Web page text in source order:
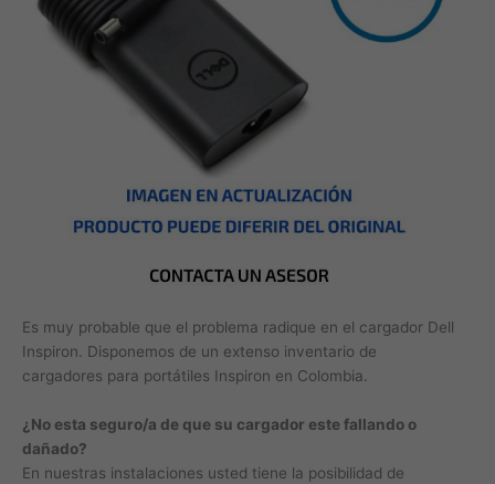
Es muy probable que el problema radique en el cargador Dell
Inspiron. Disponemos de un extenso inventario de
cargadores para portátiles Inspiron en Colombia.
¿No esta seguro/a de que su cargador este fallando o
dañado?
En nuestras instalaciones usted tiene la posibilidad de